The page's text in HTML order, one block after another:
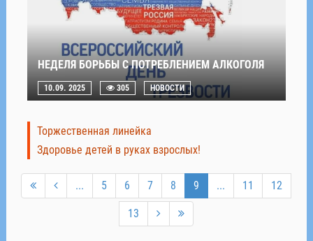
НЕДЕЛЯ БОРЬБЫ С ПОТРЕБЛЕНИЕМ АЛКОГОЛЯ
10.09. 2025 305 НОВОСТИ
Торжественная линейка
Здоровье детей в руках взрослых!
... 5 6 7 8 9 ... 11 12
13